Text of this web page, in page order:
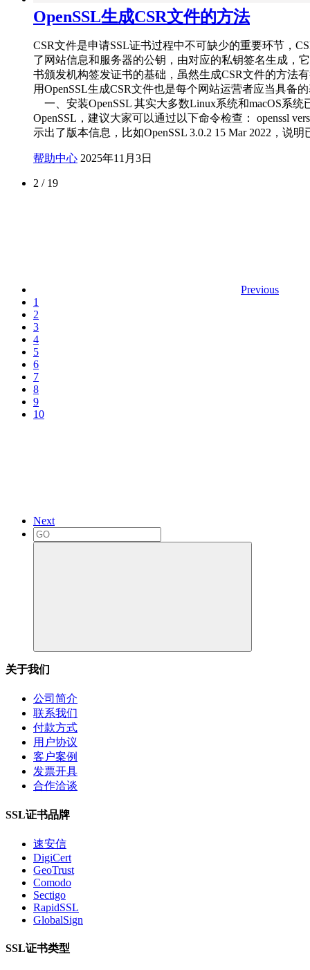
OpenSSL生成CSR文件的方法
CSR文件是申请SSL证书过程中不可缺少的重要环节，
了网站信息和服务器的公钥，由对应的私钥签名生成，
书颁发机构签发证书的基础，虽然生成CSR文件的方法
用OpenSSL生成CSR文件也是每个网站运营者应当具备
一、安装OpenSSL 其实大多数Linux系统和macOS系统
OpenSSL，建议大家可以通过以下命令检查： openssl
示出了版本信息，比如OpenSSL 3.0.2 15 Mar 2022，说
帮助中心 2025年11月3日
2 / 19
Previous
1
2
3
4
5
6
7
8
9
10
Next
关于我们
公司简介
联系我们
付款方式
用户协议
客户案例
发票开具
合作洽谈
SSL证书品牌
速安信
DigiCert
GeoTrust
Comodo
Sectigo
RapidSSL
GlobalSign
SSL证书类型